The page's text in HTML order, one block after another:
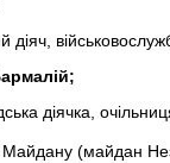
діяч,
діячка,
(майдан